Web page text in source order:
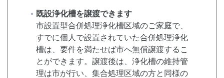
既設浄化槽を譲渡できます
市設置型合併処理浄化槽区域のご家庭で、
すでに個人で設置されていた合併処理浄化
槽は、要件を満たせば市へ無償譲渡するこ
とができます。譲渡後は、浄化槽の維持管
理は市が行い、集合処理区域の方と同様の